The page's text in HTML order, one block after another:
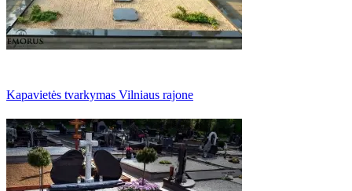
Kapavietės tvarkymas Vilniaus rajone